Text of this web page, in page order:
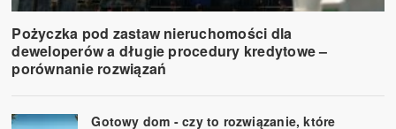
Pożyczka pod zastaw nieruchomości dla
deweloperów a długie procedury kredytowe –
porównanie rozwiązań
Gotowy dom - czy to rozwiązanie, które